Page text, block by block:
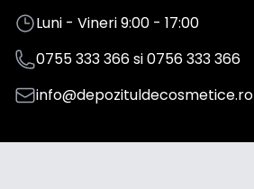
Luni - Vineri 9:00 - 17:00
0755 333 366si0756 333 366
info@depozituldecosmetice.ro